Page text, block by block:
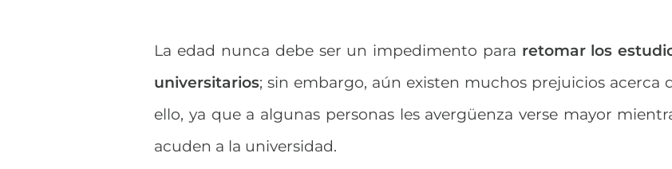
La edad nunca debe ser un impedimento para retomar los
universitarios; sin embargo, aún existen muchos prejuicios acerca
ello, ya que a algunas personas les avergüenza verse mayor
acuden a la universidad.